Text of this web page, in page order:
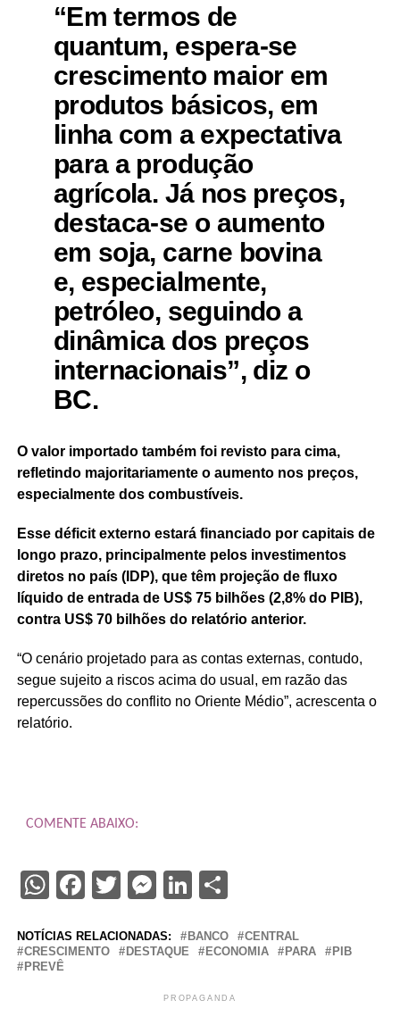
“Em termos de
quantum, espera-se
crescimento maior em
produtos básicos, em
linha com a expectativa
para a produção
agrícola. Já nos preços,
destaca-se o aumento
em soja, carne bovina
e, especialmente,
petróleo, seguindo a
dinâmica dos preços
internacionais”, diz o
BC.
O valor importado também foi revisto para cima,
refletindo majoritariamente o aumento nos preços,
especialmente dos combustíveis.
Esse déficit externo estará financiado por capitais de
longo prazo, principalmente pelos investimentos
diretos no país (IDP), que têm projeção de fluxo
líquido de entrada de US$ 75 bilhões (2,8% do PIB),
contra US$ 70 bilhões do relatório anterior.
“O cenário projetado para as contas externas, contudo,
segue sujeito a riscos acima do usual, em razão das
repercussões do conflito no Oriente Médio”, acrescenta o
relatório.
COMENTE ABAIXO:
WhatsApp
Facebook
Twitter
Messenger
LinkedIn
Share
NOTÍCIAS RELACIONADAS: BANCO
CENTRAL
CRESCIMENTO
DESTAQUE ECONOMIA PARA
PIB
PREVÊ
PROPAGANDA